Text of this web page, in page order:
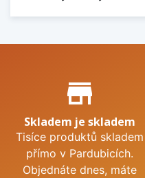
Proč nakupovat u
store_mall_directory
Skladem je skladem
Tisíce produktů skladem
přímo v Pardubicích.
Objednáte dnes, máte